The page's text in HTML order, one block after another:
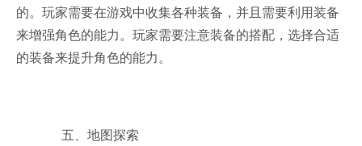
的。玩家需要在游戏中收集各种装备，并且需要利用装备
来增强角色的能力。玩家需要注意装备的搭配，选择合适
的装备来提升角色的能力。
五、地图探索